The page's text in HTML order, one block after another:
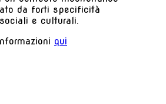
da forti specificità
e culturali.
qui